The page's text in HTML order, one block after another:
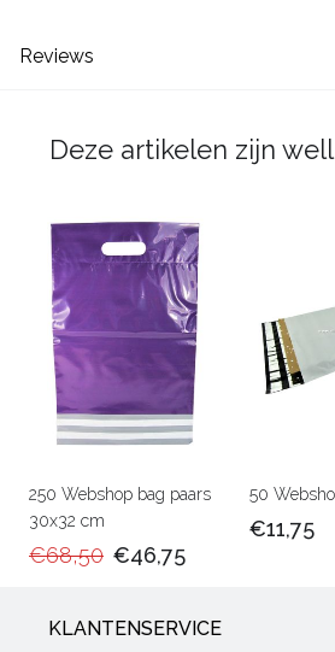
Reviews
Deze artikelen zijn
250 Webshop bag paars
30x32 cm
€68,50 €46,75
50
€11,75
KLANTENSERVICE